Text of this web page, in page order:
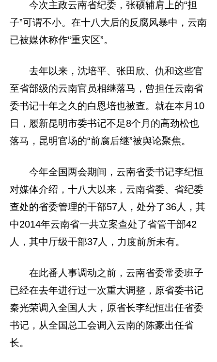
今次主政云南省纪委，张硕辅肩上的“担
子”可谓不小。在十八大后的反腐风暴中，云南
已被媒体称作“重灾区”。
去年以来，沈培平、张田欣、仇和这些官
至省部级的云南官员相继落马，曾担任云南省
委书记十年之久的白恩培也被查。就在本月10
日，履新昆明市委书记不足8个月的高劲松也
落马，昆明官场的“前腐后继”被舆论聚焦。
今年全国两会期间，云南省委书记李纪恒
对媒体介绍，十八大以来，云南省委、省纪委
查处的省委管理的干部57人，处分了36人，其
中2014年云南省一共立案查处了省管干部42
人，其中厅级干部37人，力度前所未有。
在此番人事调动之前，云南省委常委班子
已经在去年进行过一次重大调整，原省委书记
秦光荣调入全国人大，原省长李纪恒出任省委
书记，从全国总工会调入云南的陈豪出任省
长。